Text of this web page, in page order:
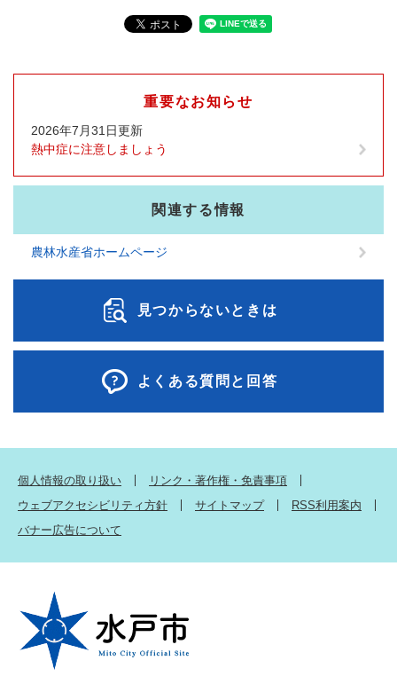
重要なお知らせ
2026年7月31日更新
熱中症に注意しましょう
関連する情報
農林水産省ホームページ
見つからないときは
よくある質問と回答
個人情報の取り扱い
リンク・著作権・免責事項
ウェブアクセシビリティ方針
サイトマップ
RSS利用案内
バナー広告について